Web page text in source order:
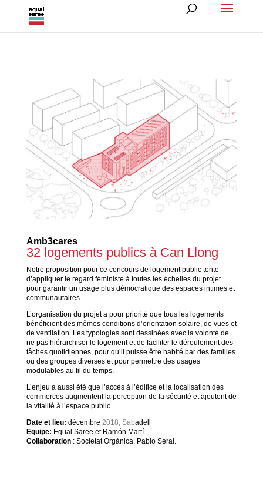
Amb3cares
32 logements publics à Can Llong
Notre proposition pour ce concours de logement public tente
d’appliquer le regard féministe à toutes les échelles du projet
pour garantir un usage plus démocratique des espaces intimes et
communautaires.
L’organisation du projet a pour priorité que tous les logements
bénéficient des mêmes conditions d’orientation solaire, de vues et
de ventilation. Les typologies sont dessinées avec la volonté de
ne pas hiérarchiser le logement et de faciliter le déroulement des
tâches quotidiennes, pour qu’il puisse être habité par des familles
ou des groupes diverses et pour permettre des usages
modulables au fil du temps.
L’enjeu a aussi été que l’accès à l’édifice et la localisation des
commerces augmentent la perception de la sécurité et ajoutent de
la vitalité à l’espace public.
Date et lieu: décembre 2018, Sabadell
Equipe: Equal Saree et Ramón Martí.
Collaboration: Societat Orgànica, Pablo Seral.